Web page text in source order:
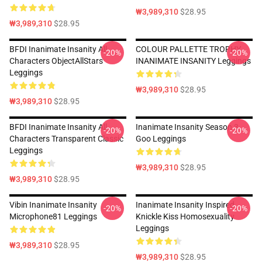
₩3,989,310$28.95
₩3,989,310$28.95
BFDI Inanimate Insanity All
Characters ObjectAllStars
Leggings
₩3,989,310$28.95
-20%
COLOUR PALLETTE TROPHY
INANIMATE INSANITY Leggings
₩3,989,310$28.95
-20%
BFDI Inanimate Insanity All
Characters Transparent Classic
Leggings
₩3,989,310$28.95
-20%
Inanimate Insanity Season 3
Goo Leggings
₩3,989,310$28.95
-20%
Vibin Inanimate Insanity
Microphone81 Leggings
₩3,989,310$28.95
-20%
Inanimate Insanity Inspired
Knickle Kiss Homosexuality
Leggings
₩3,989,310$28.95
-20%